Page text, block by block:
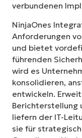
verbundenen
NinjaOnes
Anforderungen
und bietet
führenden
wird es
konsolidieren,
entwickeln.
Berichterstellung
liefern der IT-
sie für